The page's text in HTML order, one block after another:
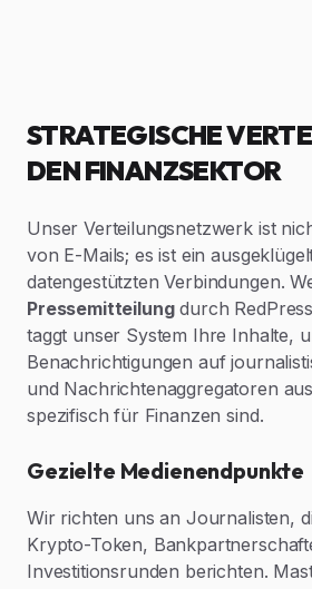
STRATEGISCHE
DEN FINANZSEKTOR
Unser Verteilungsnetzwerk ist
von E-Mails; es ist ein
datengestützten Verbindungen.
Pressemitteilungdurch
taggt unser System Ihre Inhalte,
Benachrichtigungen auf
und Nachrichtenaggregatoren
spezifisch für Finanzen sind.
Gezielte Medienendpunkte
Wir richten uns an Journalisten,
Krypto-Token,
Investitionsrunden berichten.